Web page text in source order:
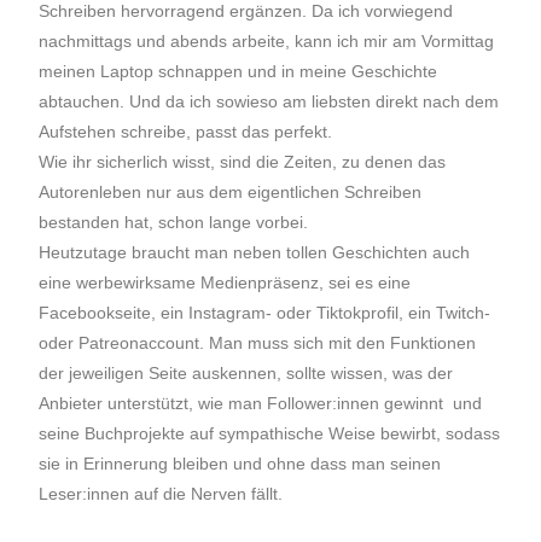
Schreiben hervorragend ergänzen. Da ich vorwiegend
nachmittags und abends arbeite, kann ich mir am Vormittag
meinen Laptop schnappen und in meine Geschichte
abtauchen. Und da ich sowieso am liebsten direkt nach dem
Aufstehen schreibe, passt das perfekt.
Wie ihr sicherlich wisst, sind die Zeiten, zu denen das
Autorenleben nur aus dem eigentlichen Schreiben
bestanden hat, schon lange vorbei.
Heutzutage braucht man neben tollen Geschichten auch
eine werbewirksame Medienpräsenz, sei es eine
Facebookseite, ein Instagram- oder Tiktokprofil, ein Twitch-
oder Patreonaccount. Man muss sich mit den Funktionen
der jeweiligen Seite auskennen, sollte wissen, was der
Anbieter unterstützt, wie man Follower:innen gewinnt und
seine Buchprojekte auf sympathische Weise bewirbt, sodass
sie in Erinnerung bleiben und ohne dass man seinen
Leser:innen auf die Nerven fällt.